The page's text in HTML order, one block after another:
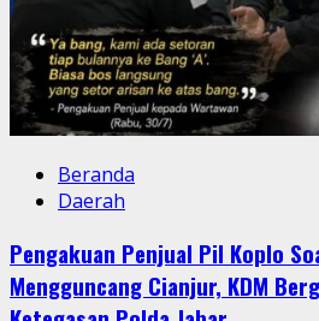
Beranda
Daerah
Pengakuan Penjual Pil Koplo
Mengguncang Cianjur, KDM